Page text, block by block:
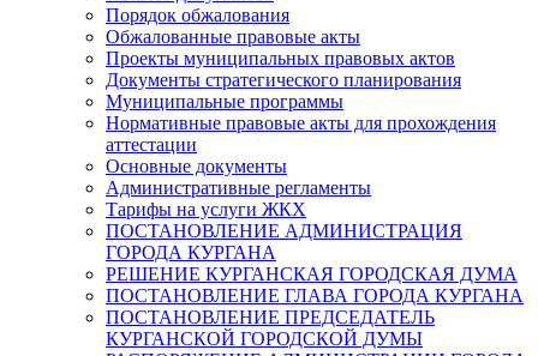
Порядок обжалования
Обжалованные правовые акты
Проекты муниципальных правовых актов
Документы стратегического планирования
Муниципальные программы
Нормативные правовые акты для прохождения
аттестации
Основные документы
Административные регламенты
Тарифы на услуги ЖКХ
ПОСТАНОВЛЕНИЕ АДМИНИСТРАЦИЯ
ГОРОДА КУРГАНА
РЕШЕНИЕ КУРГАНСКАЯ ГОРОДСКАЯ ДУМА
ПОСТАНОВЛЕНИЕ ГЛАВА ГОРОДА КУРГАНА
ПОСТАНОВЛЕНИЕ ПРЕДСЕДАТЕЛЬ
КУРГАНСКОЙ ГОРОДСКОЙ ДУМЫ